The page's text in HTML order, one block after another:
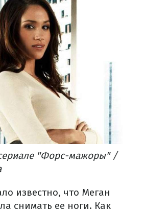
"Форс-мажоры" /
известно, что Меган
снимать ее ноги. Как